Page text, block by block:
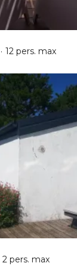
12 pers. max
2 pers. max